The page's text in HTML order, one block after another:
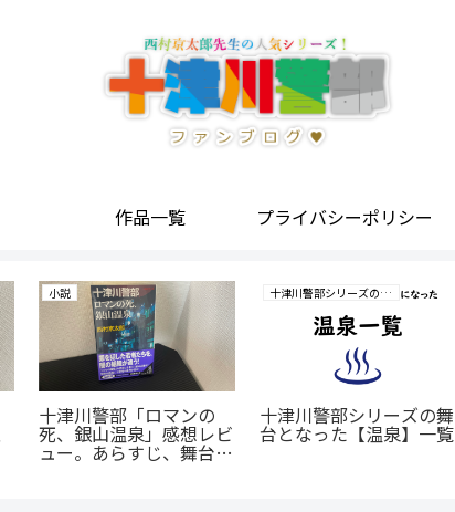
作品一覧 プライバシーポリシー
小説
十津川警部「ロマンの
死、銀山温泉」感想レビ
ュー。あらすじ、舞台、
十津川警部シリーズの研究
十津川警部シリーズの舞
台となった【温泉】一覧